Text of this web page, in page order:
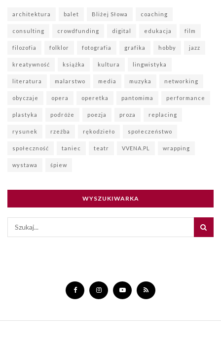
architektura balet Bliżej Słowa coaching
consulting crowdfunding digital edukacja film
filozofia folklor fotografia grafika hobby jazz
kreatywność książka kultura lingwistyka
literatura malarstwo media muzyka networking
obyczaje opera operetka pantomima performance
plastyka podróże poezja proza replacing
rysunek rzeźba rękodzieło społeczeństwo
społeczność taniec teatr VVENA.PL wrapping
wystawa śpiew
WYSZUKIWARKA